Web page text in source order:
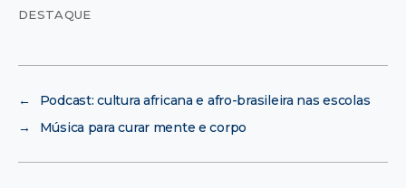
DESTAQUE
←
Podcast: cultura africana e afro-brasileira nas escolas
→
Música para curar mente e corpo